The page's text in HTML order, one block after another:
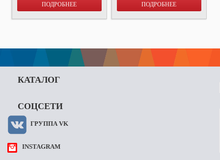
ПОДРОБНЕЕ ПОДРОБНЕЕ
КАТАЛОГ
СОЦСЕТИ
ГРУППА VK
INSTAGRAM